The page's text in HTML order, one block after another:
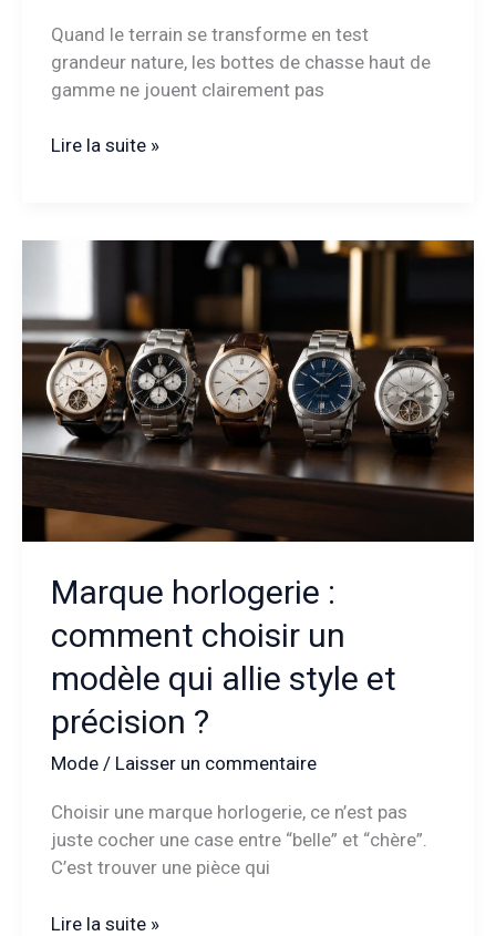
Quand le terrain se transforme en test
grandeur nature, les bottes de chasse haut de
gamme ne jouent clairement pas
Bottes
:
quelles
qualités
pour
affronter
tous
terrains
?
Lire la suite »
Marque horlogerie :
comment choisir un
modèle qui allie style et
précision ?
Mode/ Laisser un commentaire
Choisir une marque horlogerie, ce n’est pas
juste cocher une case entre “belle” et “chère”.
C’est trouver une pièce qui
Marque
Lire la suite »